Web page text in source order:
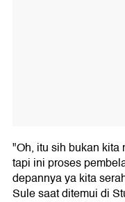
"Oh, itu sih bukan kita
tapi ini proses
depannya ya kita
Sule saat ditemui di